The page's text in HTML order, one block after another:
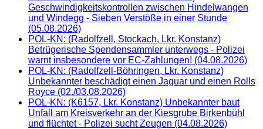
Geschwindigkeitskontrollen zwischen Hindelwangen
und Windegg - Sieben Verstöße in einer Stunde
(05.08.2026)
POL-KN: (Radolfzell, Stockach, Lkr. Konstanz)
Betrügerische Spendensammler unterwegs - Polizei
warnt insbesondere vor EC-Zahlungen! (04.08.2026)
POL-KN: (Radolfzell-Böhringen, Lkr. Konstanz)
Unbekannter beschädigt einen Jaguar und einen Rolls
Royce (02./03.08.2026)
POL-KN: (K6157, Lkr. Konstanz) Unbekannter baut
Unfall am Kreisverkehr an der Kiesgrube Birkenbühl
und flüchtet - Polizei sucht Zeugen (04.08.2026)